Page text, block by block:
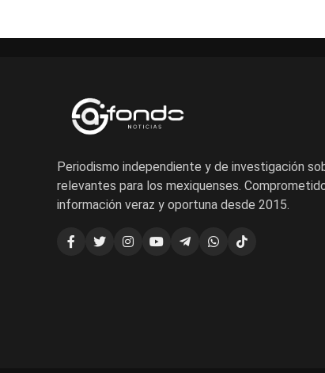
Periodismo independiente y de investigación
relevantes para los mexiquenses.
información veraz y oportuna desde 2015.